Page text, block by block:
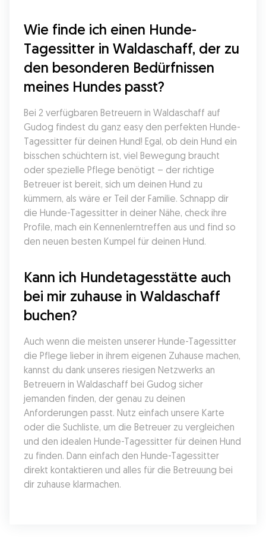
Wie finde ich einen Hunde-
Tagessitter in Waldaschaff, der zu
den besonderen Bedürfnissen
meines Hundes passt?
Bei 2 verfügbaren Betreuern in Waldaschaff auf
Gudog findest du ganz easy den perfekten Hunde-
Tagessitter für deinen Hund! Egal, ob dein Hund ein
bisschen schüchtern ist, viel Bewegung braucht
oder spezielle Pflege benötigt – der richtige
Betreuer ist bereit, sich um deinen Hund zu
kümmern, als wäre er Teil der Familie. Schnapp dir
die Hunde-Tagessitter in deiner Nähe, check ihre
Profile, mach ein Kennenlerntreffen aus und find so
den neuen besten Kumpel für deinen Hund.
Kann ich Hundetagesstätte auch
bei mir zuhause in Waldaschaff
buchen?
Auch wenn die meisten unserer Hunde-Tagessitter
die Pflege lieber in ihrem eigenen Zuhause machen,
kannst du dank unseres riesigen Netzwerks an
Betreuern in Waldaschaff bei Gudog sicher
jemanden finden, der genau zu deinen
Anforderungen passt. Nutz einfach unsere Karte
oder die Suchliste, um die Betreuer zu vergleichen
und den idealen Hunde-Tagessitter für deinen Hund
zu finden. Dann einfach den Hunde-Tagessitter
direkt kontaktieren und alles für die Betreuung bei
dir zuhause klarmachen.